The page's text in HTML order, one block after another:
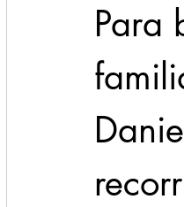
Para